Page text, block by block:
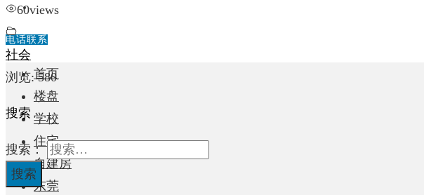
其他
电话联系
首页
楼盘
学校
住宅
自建房
东莞
60views
社会
浏览: 580
搜索
搜索：